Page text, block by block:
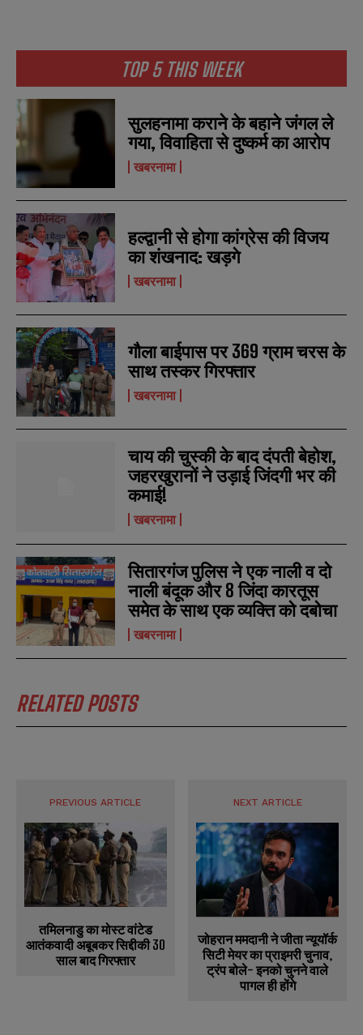
m
a
i
l
*
u
m
b
e
r
s
SUBMIT
m
a
i
l
*
u
m
b
e
r
s
SUBMIT
TOP 5 THIS WEEK
सुलहनामा कराने के बहाने जंगल ले
गया, विवाहिता से दुष्कर्म का आरोप
खबरनामा
हल्द्वानी से होगा कांग्रेस की विजय
का शंखनाद: खड़गे
खबरनामा
गौला बाईपास पर 369 ग्राम चरस के
साथ तस्कर गिरफ्तार
खबरनामा
चाय की चुस्की के बाद दंपती बेहोश,
जहरखुरानों ने उड़ाई जिंदगी भर की
कमाई!
खबरनामा
सितारगंज पुलिस ने एक नाली व दो
नाली बंदूक और 8 जिंदा कारतूस
समेत के साथ एक व्यक्ति को दबोचा
खबरनामा
RELATED POSTS
PREVIOUS ARTICLE
तमिलनाडु का मोस्ट वांटेड
आतंकवादी अबूबकर सिद्दीकी 30
साल बाद गिरफ्तार
NEXT ARTICLE
जोहरान ममदानी ने जीता न्यूयॉर्क
सिटी मेयर का प्राइमरी चुनाव,
ट्रंप बोले- इनको चुनने वाले
पागल ही होंगे